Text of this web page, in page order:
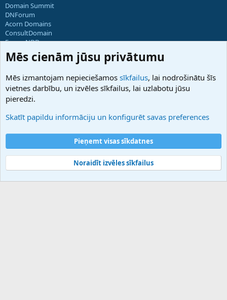
Domain Summit
DNForum
Acorn Domains
ConsultDomain
ForumNDD
Domainforum.ro
27.be
Hostmaria
Atbalsts
Palīdzība
Noteikumi un nosacījumi
Privātuma politika
Community platform by XenForo® © 2010-2025 XenForo Ltd.
Mēs cienām jūsu privātumu
Mēs izmantojam nepieciešamos sīkfailus, lai nodrošinātu šīs
vietnes darbību, un izvēles sīkfailus, lai uzlabotu jūsu
pieredzi.
Skatīt papildu informāciju un konfigurēt savas preferences
Pieņemt visas sīkdatnes
Noraidīt izvēles sīkfailus